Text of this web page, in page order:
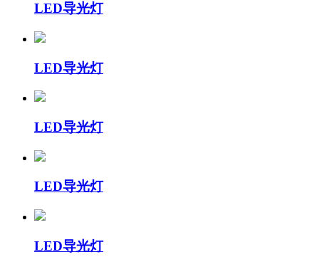
LED导光灯
LED导光灯
LED导光灯
LED导光灯
LED导光灯